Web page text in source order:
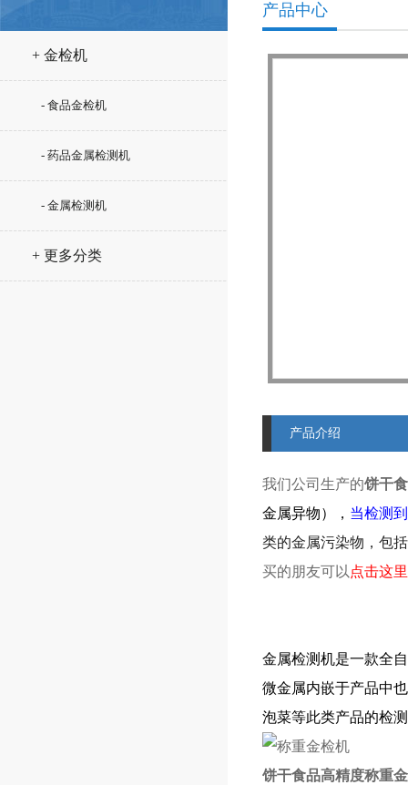
+ 金检机
- 食品金检机
- 药品金属检测机
- 金属检测机
+ 更多分类
产品中心
产品介绍
我们公司生产的饼干
金属异物）， 当检测
类的金属污染物，包
买的朋友可以 点击这
金属检测机是一款全
微金属内嵌于产品中
泡菜等此类产品的检
饼干食品高精度称重